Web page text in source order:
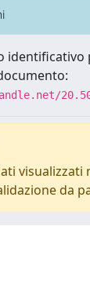
identificativo
visualizzati
da